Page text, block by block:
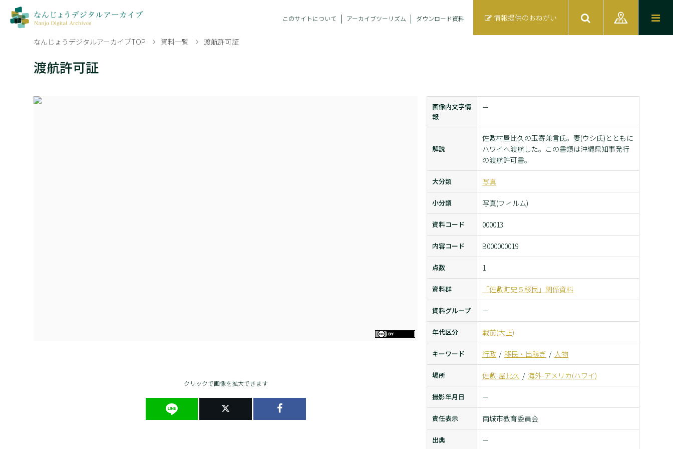
このサイトについて アーカイブツーリズム ダウンロード資料 情報提供のおねがい
なんじょうデジタルアーカイブTOP 資料一覧 渡航許可証
渡航許可証
クリックで画像を拡大できます
画像内文字情
報
ー
解説
佐敷村屋比久の玉寄兼言氏。妻(ウシ氏)とともに
ハワイへ渡航した。この書類は沖縄県知事発行
の渡航許可書。
大分類 写真
小分類 写真(フィルム)
資料コード 000013
内容コード B000000019
点数 1
資料群 「佐敷町史５移民」関係資料
資料グループ ー
年代区分 戦前(大正)
キーワード 行政 移民・出稼ぎ 人物
場所 佐敷-屋比久 海外-アメリカ(ハワイ)
撮影年月日 ー
責任表示 南城市教育委員会
出典 ー